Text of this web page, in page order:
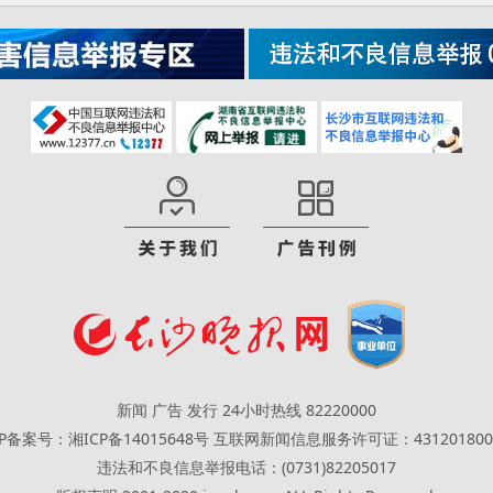
新闻 广告 发行 24小时热线 82220000
备案号：湘ICP备14015648号 互联网新闻信息服务许可证：
违法和不良信息举报电话：(0731)82205017